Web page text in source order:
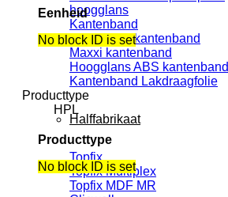
hoogglans
Kantenband
Unilin ABS kantenband
Maxxi kantenband
Hoogglans ABS kantenband
Kantenband Lakdraagfolie
Halffabrikaat
Topfix
Topfix Multiplex
Topfix MDF MR
Eenheid
No block ID is set
Producttype
HPL
Producttype
No block ID is set